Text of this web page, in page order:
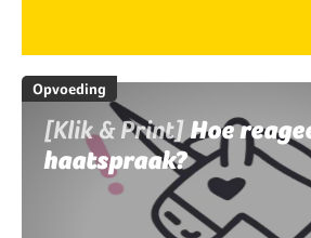
Opvoeding
[Klik & Print]Hoe
haatspraak?